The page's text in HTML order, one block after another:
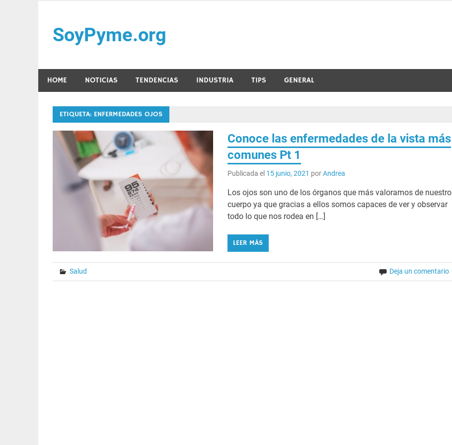
contenido
SoyPyme.org
HOME NOTICIAS TENDENCIAS INDUSTRIA TIPS GENERAL
ETIQUETA: ENFERMEDADES OJOS
Conoce las enfermedades de la vista más
comunes Pt 1
Publicada el 15 junio, 2021 porAndrea
Los ojos son uno de los órganos que más valoramos de nuestro
cuerpo ya que gracias a ellos somos capaces de ver y observar
todo lo que nos rodea en […]
LEER MÁS
Salud Deja un comentario